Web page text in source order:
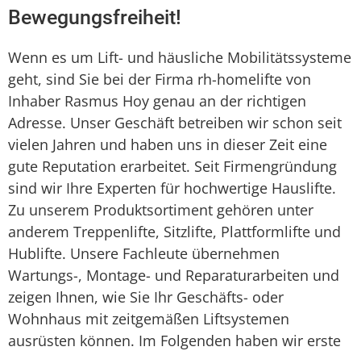
Bewegungsfreiheit!
Wenn es um Lift- und häusliche Mobilitätssysteme
geht, sind Sie bei der Firma rh-homelifte von
Inhaber Rasmus Hoy genau an der richtigen
Adresse. Unser Geschäft betreiben wir schon seit
vielen Jahren und haben uns in dieser Zeit eine
gute Reputation erarbeitet. Seit Firmengründung
sind wir Ihre Experten für hochwertige Hauslifte.
Zu unserem Produktsortiment gehören unter
anderem Treppenlifte, Sitzlifte, Plattformlifte und
Hublifte. Unsere Fachleute übernehmen
Wartungs-, Montage- und Reparaturarbeiten und
zeigen Ihnen, wie Sie Ihr Geschäfts- oder
Wohnhaus mit zeitgemäßen Liftsystemen
ausrüsten können. Im Folgenden haben wir erste